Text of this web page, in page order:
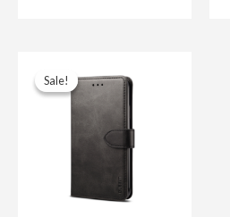
Sale!
Sale!